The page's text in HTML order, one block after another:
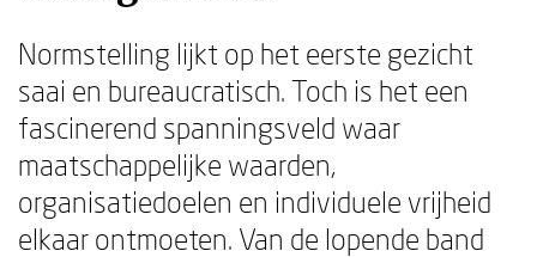
Normstelling lijkt op het eerste gezicht
saai en bureaucratisch. Toch is het een
fascinerend spanningsveld waar
maatschappelijke waarden,
organisatiedoelen en individuele vrijheid
elkaar ontmoeten. Van de lopende band